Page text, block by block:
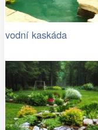
vodní kaskáda